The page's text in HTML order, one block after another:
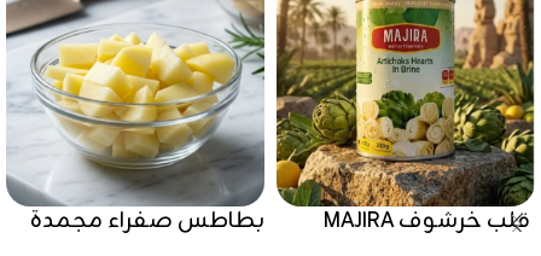
قلب خرشوف MAJIRA
بطاطس صفراء مجمدة